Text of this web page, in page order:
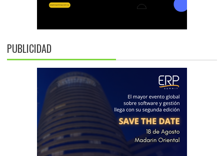
PUBLICIDAD